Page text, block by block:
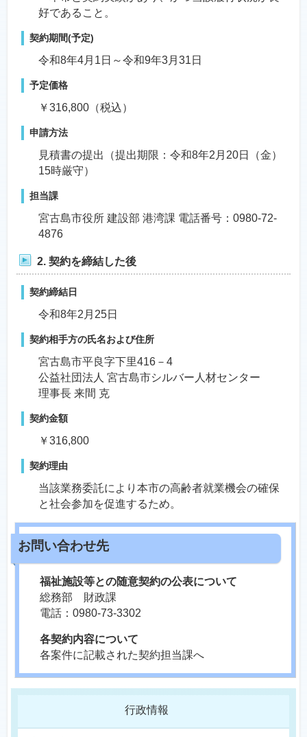
好であること。
契約期間(予定)
令和8年4月1日～令和9年3月31日
予定価格
￥316,800（税込）
申請方法
見積書の提出（提出期限：令和8年2月20日（金）
15時厳守）
担当課
宮古島市役所 建設部 港湾課 電話番号：0980-72-
4876
2. 契約を締結した後
契約締結日
令和8年2月25日
契約相手方の氏名および住所
宮古島市平良字下里416－4
公益社団法人 宮古島市シルバー人材センター
理事長 来間 克
契約金額
￥316,800
契約理由
当該業務委託により本市の高齢者就業機会の確保
と社会参加を促進するため。
福祉施設等との随意契約の公表について
総務部 財政課
電話：0980-73-3302
各契約内容について
各案件に記載された契約担当課へ
行政情報